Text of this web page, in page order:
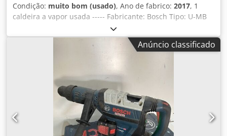
Condição: muito bom (usado), Ano de fabrico: 2017, 1
caldeira a vapor usada ----- Fabricante: Bosch Tipo: U-MB
2020 Potência: 2.000 kg/h Pressão operacional admissível:
13,0 bar Pressão de teste aumentada: 24,1 bar
Temperatura máxima: 195°C Volume total: 2.065 l Ano de
fabricação: 01/2017 Marcação CE: CE 0036 Equipada com
queimador a gás Weishaupt, tipo WM-G20/3-A, 300-2.000
kW, versão ZM-LN, 15-500 mbar, circuito de regulação de
gás, quadro de distribuição separado, sistema de controlo
da caldeira Loos-Boiler-Control LBC, bomba de água de
alimentação, modelo Eco 1, potência 89 kW, volume 41 l,
temperatura 238°C, pressão operacional admissível 31 bar,
sobrepressão de teste 56 bar, Dsdpozltaljfx Am Tswa e as
Anúncio classificado